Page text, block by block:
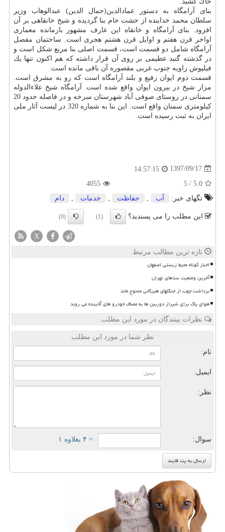
بنای آرامگاه به دستور عمادالدین(جمال الدین) عبدالوهاب وزیر
سلطان محمد خدابنده از خشت خام بنا گردیده و شیخ خانقاهی بر آن
افزود. بنای آرامگاه و خانقاه این عارف مشهور بازمانده معماری
اواخر قرن هفتم و اوایل قرن هشتم هجری است. ساختمان مفصل
آرامگاه شامل دو قسمت است، قسمت اصلی بنا مربع شكل است و
در گذشته گنبد عظیمی بر روی آن قرار داشته كه هم اكنون تنها یك
فیلپوش زاویه جنوب غربی مقصوره آن باقی مانده است.
قسمت دوم ایوان رفیع و بلند آرامگاه است كه رو به مشرق است.
مزار شیخ در بیرون ایوان واقع شده است. آرامگاه شیخ علاءالدوله
سمنانی در روستای صوفی آباد شهرستان سرخه و در فاصله حدود 20
كیلومتری سمنان واقع است. این بنا به شماره 320 در لیست آثار ملی
ایران به ثبت رسیده است.
1397/09/17
14:57:15
5.0
/
5
4055
تگهای خبر:
آب حفاظت خدمات دام
این مطلب را می پسندید؟ (1)
(0)
X
تازه ترین مطالب مرتبط
اخبار کوتاه محیط زیستی اصفهان
آخرین وضعیت سدهای تهران
برداشت چوب از جنگلهای هیرکانی ممنوع ماند
هوای پاک برای شیراز دوربین ها به مصاف خودرو های آلاینده می روند
نظرات بینندگان در مورد این مطلب
نظر شما در مورد این مطلب
نام:
ایمیل:
نظر:
سوال: = ۴ بعلاوه ۱